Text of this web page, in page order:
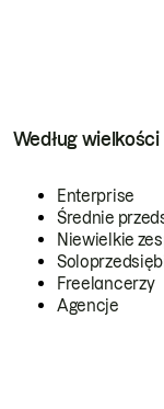
Według wielkości
Enterprise
Średnie
Niewielkie
Freelancerzy
Agencje